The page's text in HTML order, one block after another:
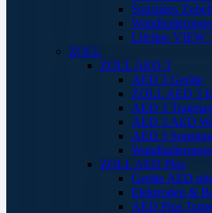
Sonstiges
Lifeline VIEW
ZOLL
ZOLL AED 3
AED 3 Geräte
ZOLL AED 3
AED 3
AED 3 AED
AED 3
ZOLL AED Plus
Geräte AED
Elektroden &
AED Plus